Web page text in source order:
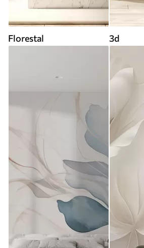
Florestal 3d